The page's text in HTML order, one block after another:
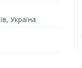
Україна